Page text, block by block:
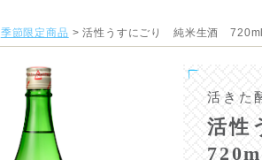
季節限定商品 > 活性うすにごり 純米生酒 720ml
活きた
活性